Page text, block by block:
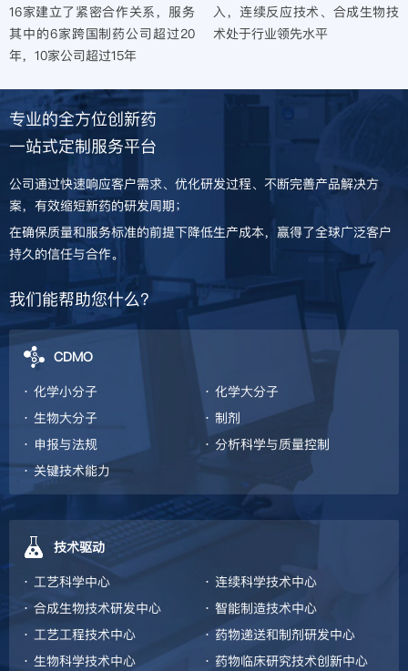
16家建立了紧密合作关系，服务
其中的6家跨国制药公司超过20
年，10家公司超过15年
入，连续反应技术、合成生物技
术处于行业领先水平
专业的全方位创新药
一站式定制服务平台
公司通过快速响应客户需求、优化研发过程、不断完善产品解决方
案，有效缩短新药的研发周期；
在确保质量和服务标准的前提下降低生产成本，赢得了全球广泛客户
持久的信任与合作。
我们能帮助您什么?
CDMO
化学小分子
化学大分子
生物大分子
制剂
申报与法规
分析科学与质量控制
关键技术能力
技术驱动
工艺科学中心
连续科学技术中心
合成生物技术研发中心
智能制造技术中心
工艺工程技术中心
药物递送和制剂研发中心
生物科学技术中心
药物临床研究技术创新中心